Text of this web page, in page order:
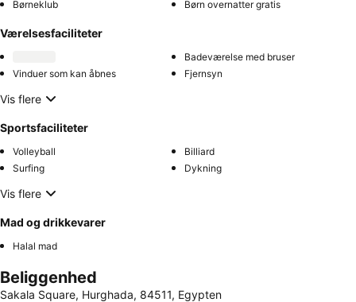
Børneklub Børn overnatter gratis
Værelsesfaciliteter
Badeværelse med bruser
Vinduer som kan åbnes
Fjernsyn
Vis flere
Sportsfaciliteter
Volleyball
Billiard
Surfing
Dykning
Vis flere
Mad og drikkevarer
Halal mad
Beliggenhed
Sakala Square, Hurghada, 84511, Egypten